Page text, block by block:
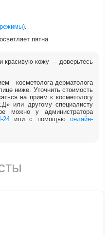
.
пятна
красивую кожу — доверьтесь
дерматолога
ниже. Уточнить стоимость
на прием к косметологу
или другому специалисту
можно у администратора
24или с помощью онлайн-